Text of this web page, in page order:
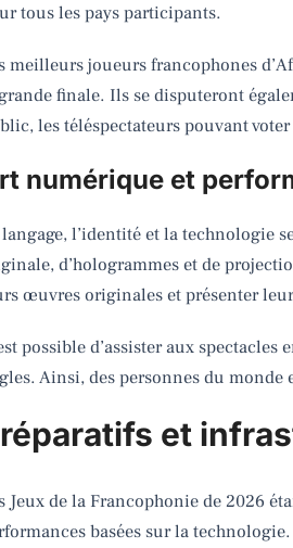
tous les pays participants.
meilleurs joueurs francophones
finale. Ils se disputeront
les téléspectateurs pouvant
numérique et
langage, l’identité et la technologie
d’hologrammes et de
œuvres originales et présenter
possible d’assister aux
Ainsi, des personnes du monde
et
Jeux de la Francophonie de 2026
basées sur la